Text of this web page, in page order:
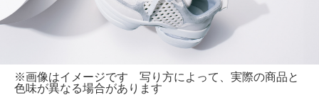
※画像はイメージです 写り方によって、実際の商品と
色味が異なる場合があります